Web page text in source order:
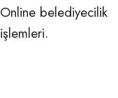
Online belediyecilik
işlemleri.